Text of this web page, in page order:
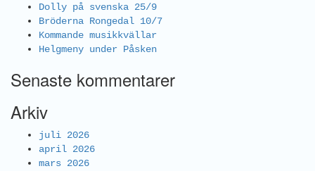
Dolly på svenska 25/9
Bröderna Rongedal 10/7
Kommande musikkvällar
Helgmeny under Påsken
Senaste kommentarer
Arkiv
juli 2026
april 2026
mars 2026